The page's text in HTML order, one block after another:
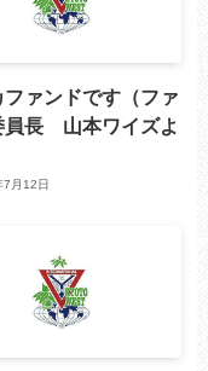
ファンドです（ファ
員長 山本ワイズよ
月12日